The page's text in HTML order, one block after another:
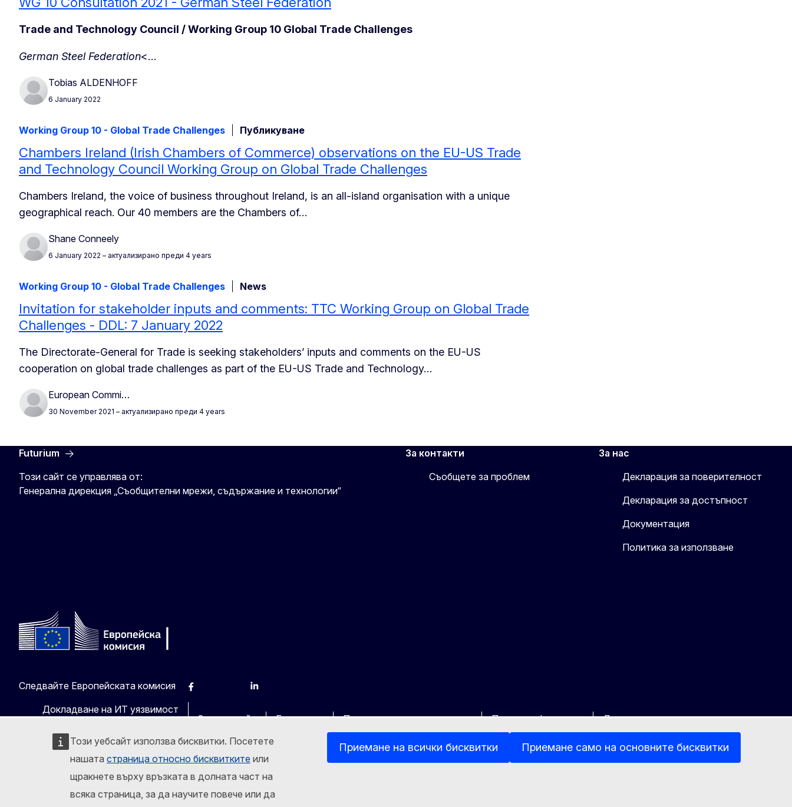
Този уебсайт използва бисквитки. Посетете
нашата страница относно бисквитките или
щракнете върху връзката в долната част на
всяка страница, за да научите повече или да
Приемане на всички бисквитки Приемане само на основните бисквитки
Trade and Technology Council / Working Group 10 Global Trade Challenges
German Steel Federation<…
Tobias ALDENHOFF
6 January 2022
Working Group 10 - Global Trade Challenges Публикуване
Chambers Ireland (Irish Chambers of Commerce) observations on the EU-US Trade
and Technology Council Working Group on Global Trade Challenges
Chambers Ireland, the voice of business throughout Ireland, is an all-island organisation with a unique
geographical reach. Our 40 members are the Chambers of…
Shane Conneely
6 January 2022 – актуализирано преди 4 years
Working Group 10 - Global Trade Challenges News
Invitation for stakeholder inputs and comments: TTC Working Group on Global Trade
Challenges - DDL: 7 January 2022
The Directorate-General for Trade is seeking stakeholders’ inputs and comments on the EU-US
cooperation on global trade challenges as part of the EU-US Trade and Technology…
European Commi…
30 November 2021 – актуализирано преди 4 years
Futurium
Този сайт се управлява от:
Генерална дирекция „Съобщителни мрежи, съдържание и технологии“
За контакти
Съобщете за проблем
За нас
Декларация за поверителност
Декларация за достъпност
Документация
Политика за използване
Следвайте Европейската комисия
Facebook Linkedin
Докладване на ИТ уязвимост
За този сайт
Бисквитки Политика за поверителност Правна информация Достъпност